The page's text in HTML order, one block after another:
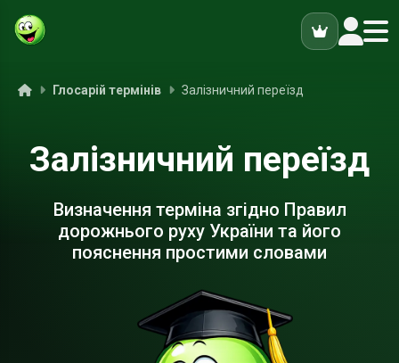
ГоловнаГлосарій термінів Залізничний переїзд
Залізничний переїзд
Визначення терміна згідно Правил
дорожнього руху України та його
пояснення простими словами